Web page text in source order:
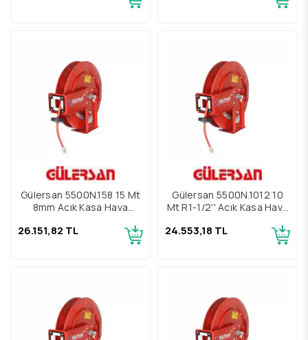
Gülersan 5500N.158 15 Mt
8mm Açık Kasa Hava
26.151,82 TL
Gülersan 5500N.1012 10
Mt R1-1/2'' Açık Kasa Hava
24.553,18 TL